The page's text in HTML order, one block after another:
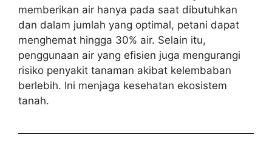
memberikan air hanya pada saat dibutuhkan
dan dalam jumlah yang optimal, petani dapat
menghemat hingga 30% air. Selain itu,
penggunaan air yang efisien juga mengurangi
risiko penyakit tanaman akibat kelembaban
berlebih. Ini menjaga kesehatan ekosistem
tanah.